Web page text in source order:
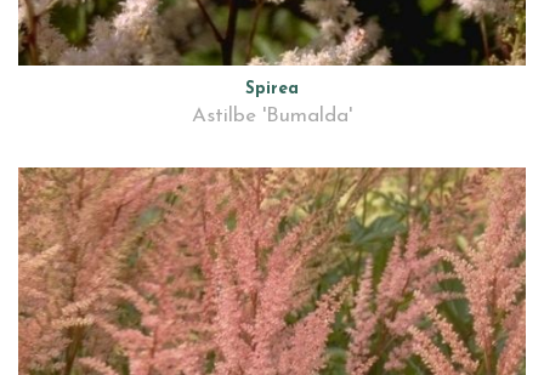
Spirea
Astilbe 'Bumalda'